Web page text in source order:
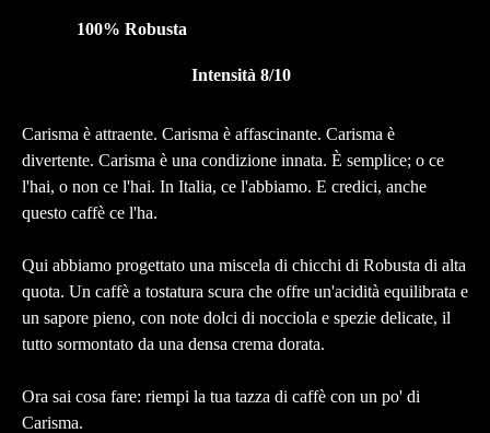
100% Robusta
Intensità 8/10
Carisma è attraente. Carisma è affascinante. Carisma è
divertente. Carisma è una condizione innata. È semplice; o ce
l'hai, o non ce l'hai. In Italia, ce l'abbiamo. E credici, anche
questo caffè ce l'ha.
Qui abbiamo progettato una miscela di chicchi di Robusta di alta
quota. Un caffè a tostatura scura che offre un'acidità equilibrata e
un sapore pieno, con note dolci di nocciola e spezie delicate, il
tutto sormontato da una densa crema dorata.
Ora sai cosa fare: riempi la tua tazza di caffè con un po' di
Carisma.